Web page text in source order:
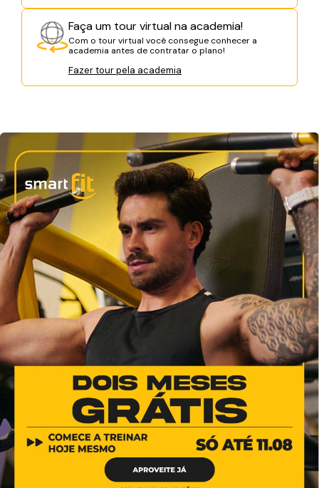
Faça um tour virtual na academia!
Com o tour virtual você consegue conhecer a
academia antes de contratar o plano!
Fazer tour pela academia